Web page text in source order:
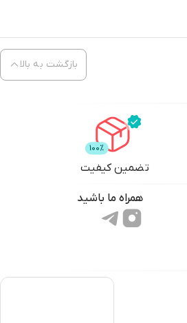
بازگشت به بالا
تضمین کیفیت
همراه ما باشید